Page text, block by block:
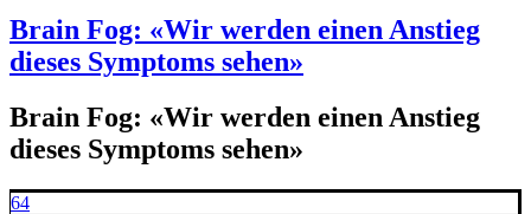
Brain Fog: «Wir werden einen Anstieg
dieses Symptoms sehen»
Brain Fog: «Wir werden einen Anstieg
dieses Symptoms sehen»
64